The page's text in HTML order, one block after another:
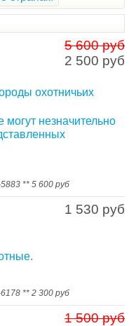
5 600 руб
2 500 руб
охотничьих
могут незначительно
** 5 600 руб
1 530 руб
** 2 300 руб
1 500 руб